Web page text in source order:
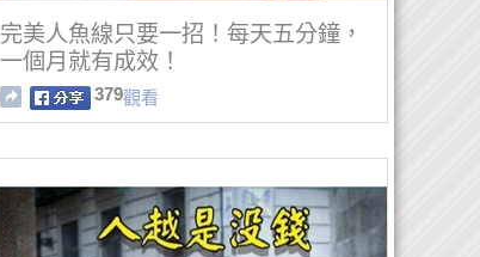
完美人魚線只要一招！每天五分鐘，
一個月就有成效！
379觀看